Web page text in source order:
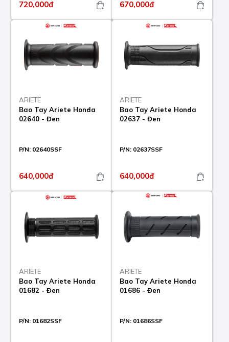
720,000đ 670,000đ
ARIETE
Bao Tay Ariete Honda
02640 - Đen
P/N: 02640SSF
640,000đ
ARIETE
Bao Tay Ariete Honda
02637 - Đen
P/N: 02637SSF
640,000đ
ARIETE
Bao Tay Ariete Honda
01682 - Đen
P/N: 01682SSF
ARIETE
Bao Tay Ariete Honda
01686 - Đen
P/N: 01686SSF